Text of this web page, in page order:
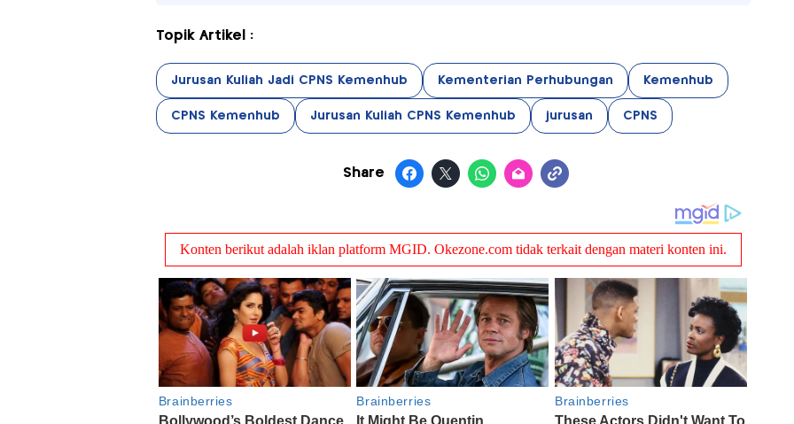
Topik Artikel :
Jurusan Kuliah Jadi CPNS Kemenhub Kementerian Perhubungan Kemenhub
CPNS Kemenhub Jurusan Kuliah CPNS Kemenhub jurusan CPNS
Share